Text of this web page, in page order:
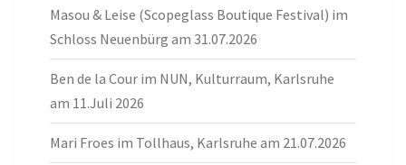
Masou & Leise (Scopeglass Boutique Festival) im
Schloss Neuenbürg am 31.07.2026
Ben de la Cour im NUN, Kulturraum, Karlsruhe
am 11.Juli 2026
Mari Froes im Tollhaus, Karlsruhe am 21.07.2026